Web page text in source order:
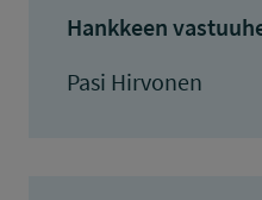
Hankkeen
Pasi Hirvonen